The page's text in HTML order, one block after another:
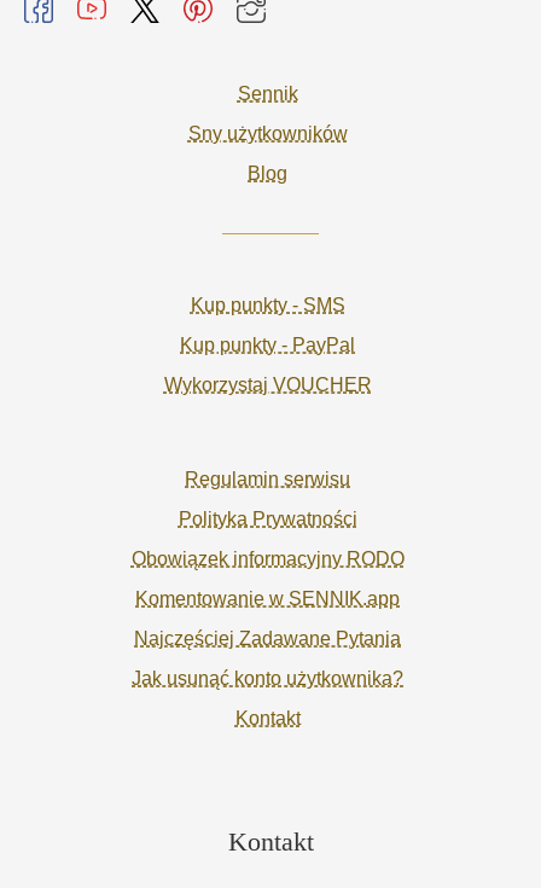
Sennik
Sny użytkowników
Blog
Kup punkty - SMS
Kup punkty - PayPal
Wykorzystaj VOUCHER
Regulamin serwisu
Polityka Prywatności
Obowiązek informacyjny RODO
Komentowanie w SENNIK.app
Najczęściej Zadawane Pytania
Jak usunąć konto użytkownika?
Kontakt
Kontakt